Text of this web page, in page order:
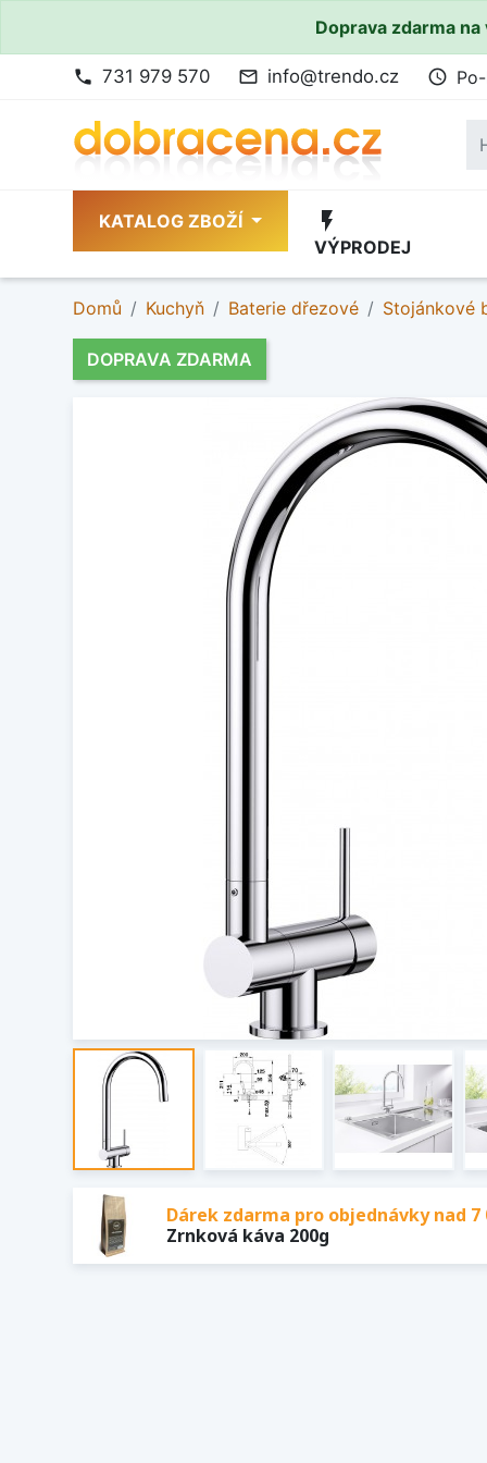
Doprava zdarma
phone 731 979 570 mail_outline info@trendo.cz access_time
KATALOG ZBOŽÍ flash_on
VÝPRODEJ
Domů Kuchyň Baterie dřezové Stojánkové
DOPRAVA ZDARMA
Dárek zdarma pro objednávky nad 7
Zrnková káva 200g